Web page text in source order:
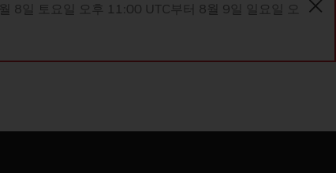
8일 토요일 오후 11:00 UTC부터 8월 9일 일요일 오